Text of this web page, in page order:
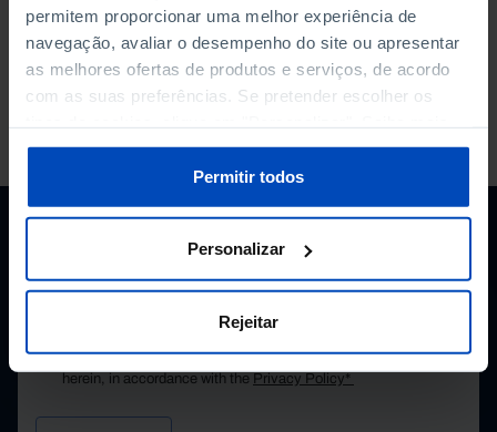
permitem proporcionar uma melhor experiência de
navegação, avaliar o desempenho do site ou apresentar
as melhores ofertas de produtos e serviços, de acordo
com as suas preferências. Se pretender escolher os
sobre cookies através da gestão de preferências ou da
Política de Cookies.
Permitir todos
Personalizar
Rejeitar
PORDATA IS A PROJECT OF THE FUNDAÇÃO FRANCISCO MANUEL DOS
SANTOS.
SUBSCRIBE TO FUNDAÇÃO NEWSLETTER
STAY IN THE LOOP.
I consent to the processing of my personal data provided
herein, in accordance with the Privacy Policy*